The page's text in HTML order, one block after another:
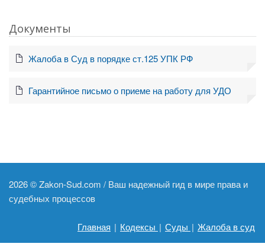
Документы
Жалоба в Суд в порядке ст.125 УПК РФ
Гарантийное письмо о приеме на работу для УДО
2026 ©Zakon-Sud.com / Ваш надежный гид в мире права и
судебных процессов
Главная | Кодексы | Суды | Жалоба в суд